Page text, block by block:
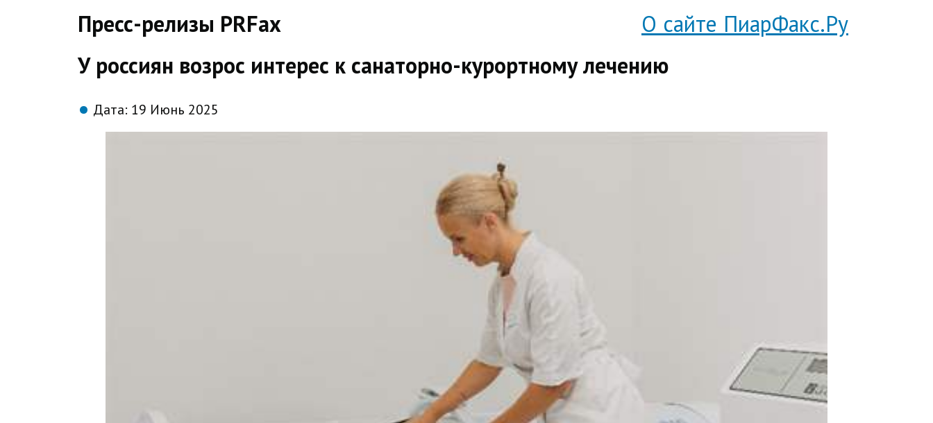
Пресс-релизы PRFax
О сайте ПиарФакс.Ру
У россиян возрос интерес к санаторно-курортному лечению
Дата: 19 Июнь 2025